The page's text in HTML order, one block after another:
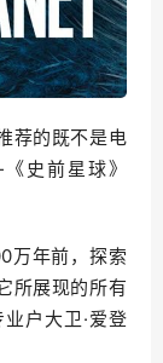
荐的既不是电
史前星球》
万年前，探索
所展现的所有
户大卫·爱登